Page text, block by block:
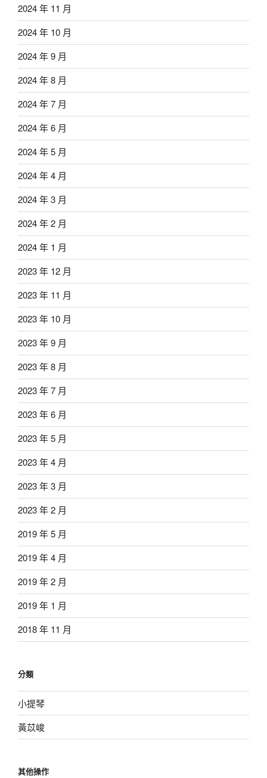
2024 年 11 月
2024 年 10 月
2024 年 9 月
2024 年 8 月
2024 年 7 月
2024 年 6 月
2024 年 5 月
2024 年 4 月
2024 年 3 月
2024 年 2 月
2024 年 1 月
2023 年 12 月
2023 年 11 月
2023 年 10 月
2023 年 9 月
2023 年 8 月
2023 年 7 月
2023 年 6 月
2023 年 5 月
2023 年 4 月
2023 年 3 月
2023 年 2 月
2019 年 5 月
2019 年 4 月
2019 年 2 月
2019 年 1 月
2018 年 11 月
分類
小提琴
黃苡峻
其他操作